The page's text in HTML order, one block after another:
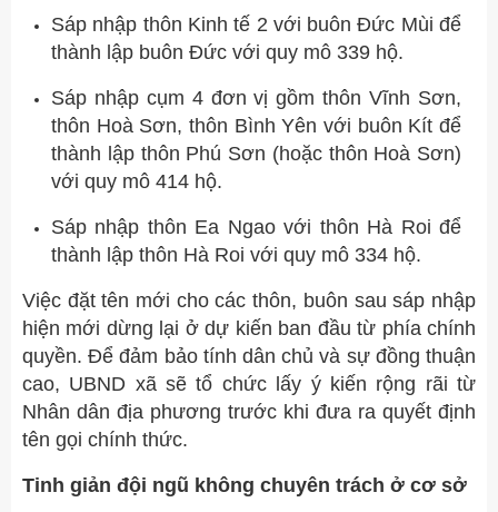
Sáp nhập thôn Kinh tế 2 với buôn Đức Mùi để
thành lập buôn Đức với quy mô 339 hộ.
Sáp nhập cụm 4 đơn vị gồm thôn Vĩnh Sơn,
thôn Hoà Sơn, thôn Bình Yên với buôn Kít để
thành lập thôn Phú Sơn (hoặc thôn Hoà Sơn)
với quy mô 414 hộ.
Sáp nhập thôn Ea Ngao với thôn Hà Roi để
thành lập thôn Hà Roi với quy mô 334 hộ.
Việc đặt tên mới cho các thôn, buôn sau sáp nhập
hiện mới dừng lại ở dự kiến ban đầu từ phía chính
quyền. Để đảm bảo tính dân chủ và sự đồng thuận
cao, UBND xã sẽ tổ chức lấy ý kiến rộng rãi từ
Nhân dân địa phương trước khi đưa ra quyết định
tên gọi chính thức.
Tinh giản đội ngũ không chuyên trách ở cơ sở